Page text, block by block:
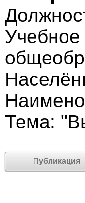
Учебное
Тема:
Публикация